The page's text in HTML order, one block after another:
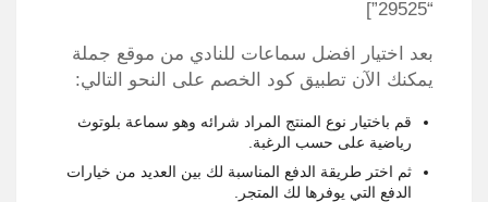
“29525”]
بعد اختيار افضل سماعات للنادي من موقع جملة
يمكنك الآن تطبيق كود الخصم على النحو التالي:
قم باختيار نوع المنتج المراد شرائه وهو سماعة بلوتوث
رياضية على حسب الرغبة.
ثم اختر طريقة الدفع المناسبة لك بين العديد من خيارات
الدفع التي يوفرها لك المتجر.